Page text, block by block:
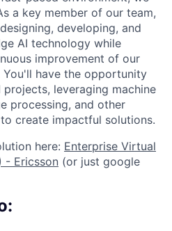
a key member of our team,
developing, and
AI technology while
improvement of our
have the opportunity
leveraging machine
processing, and other
create impactful solutions.
here: Enterprise Virtual
- Ericsson (or just google